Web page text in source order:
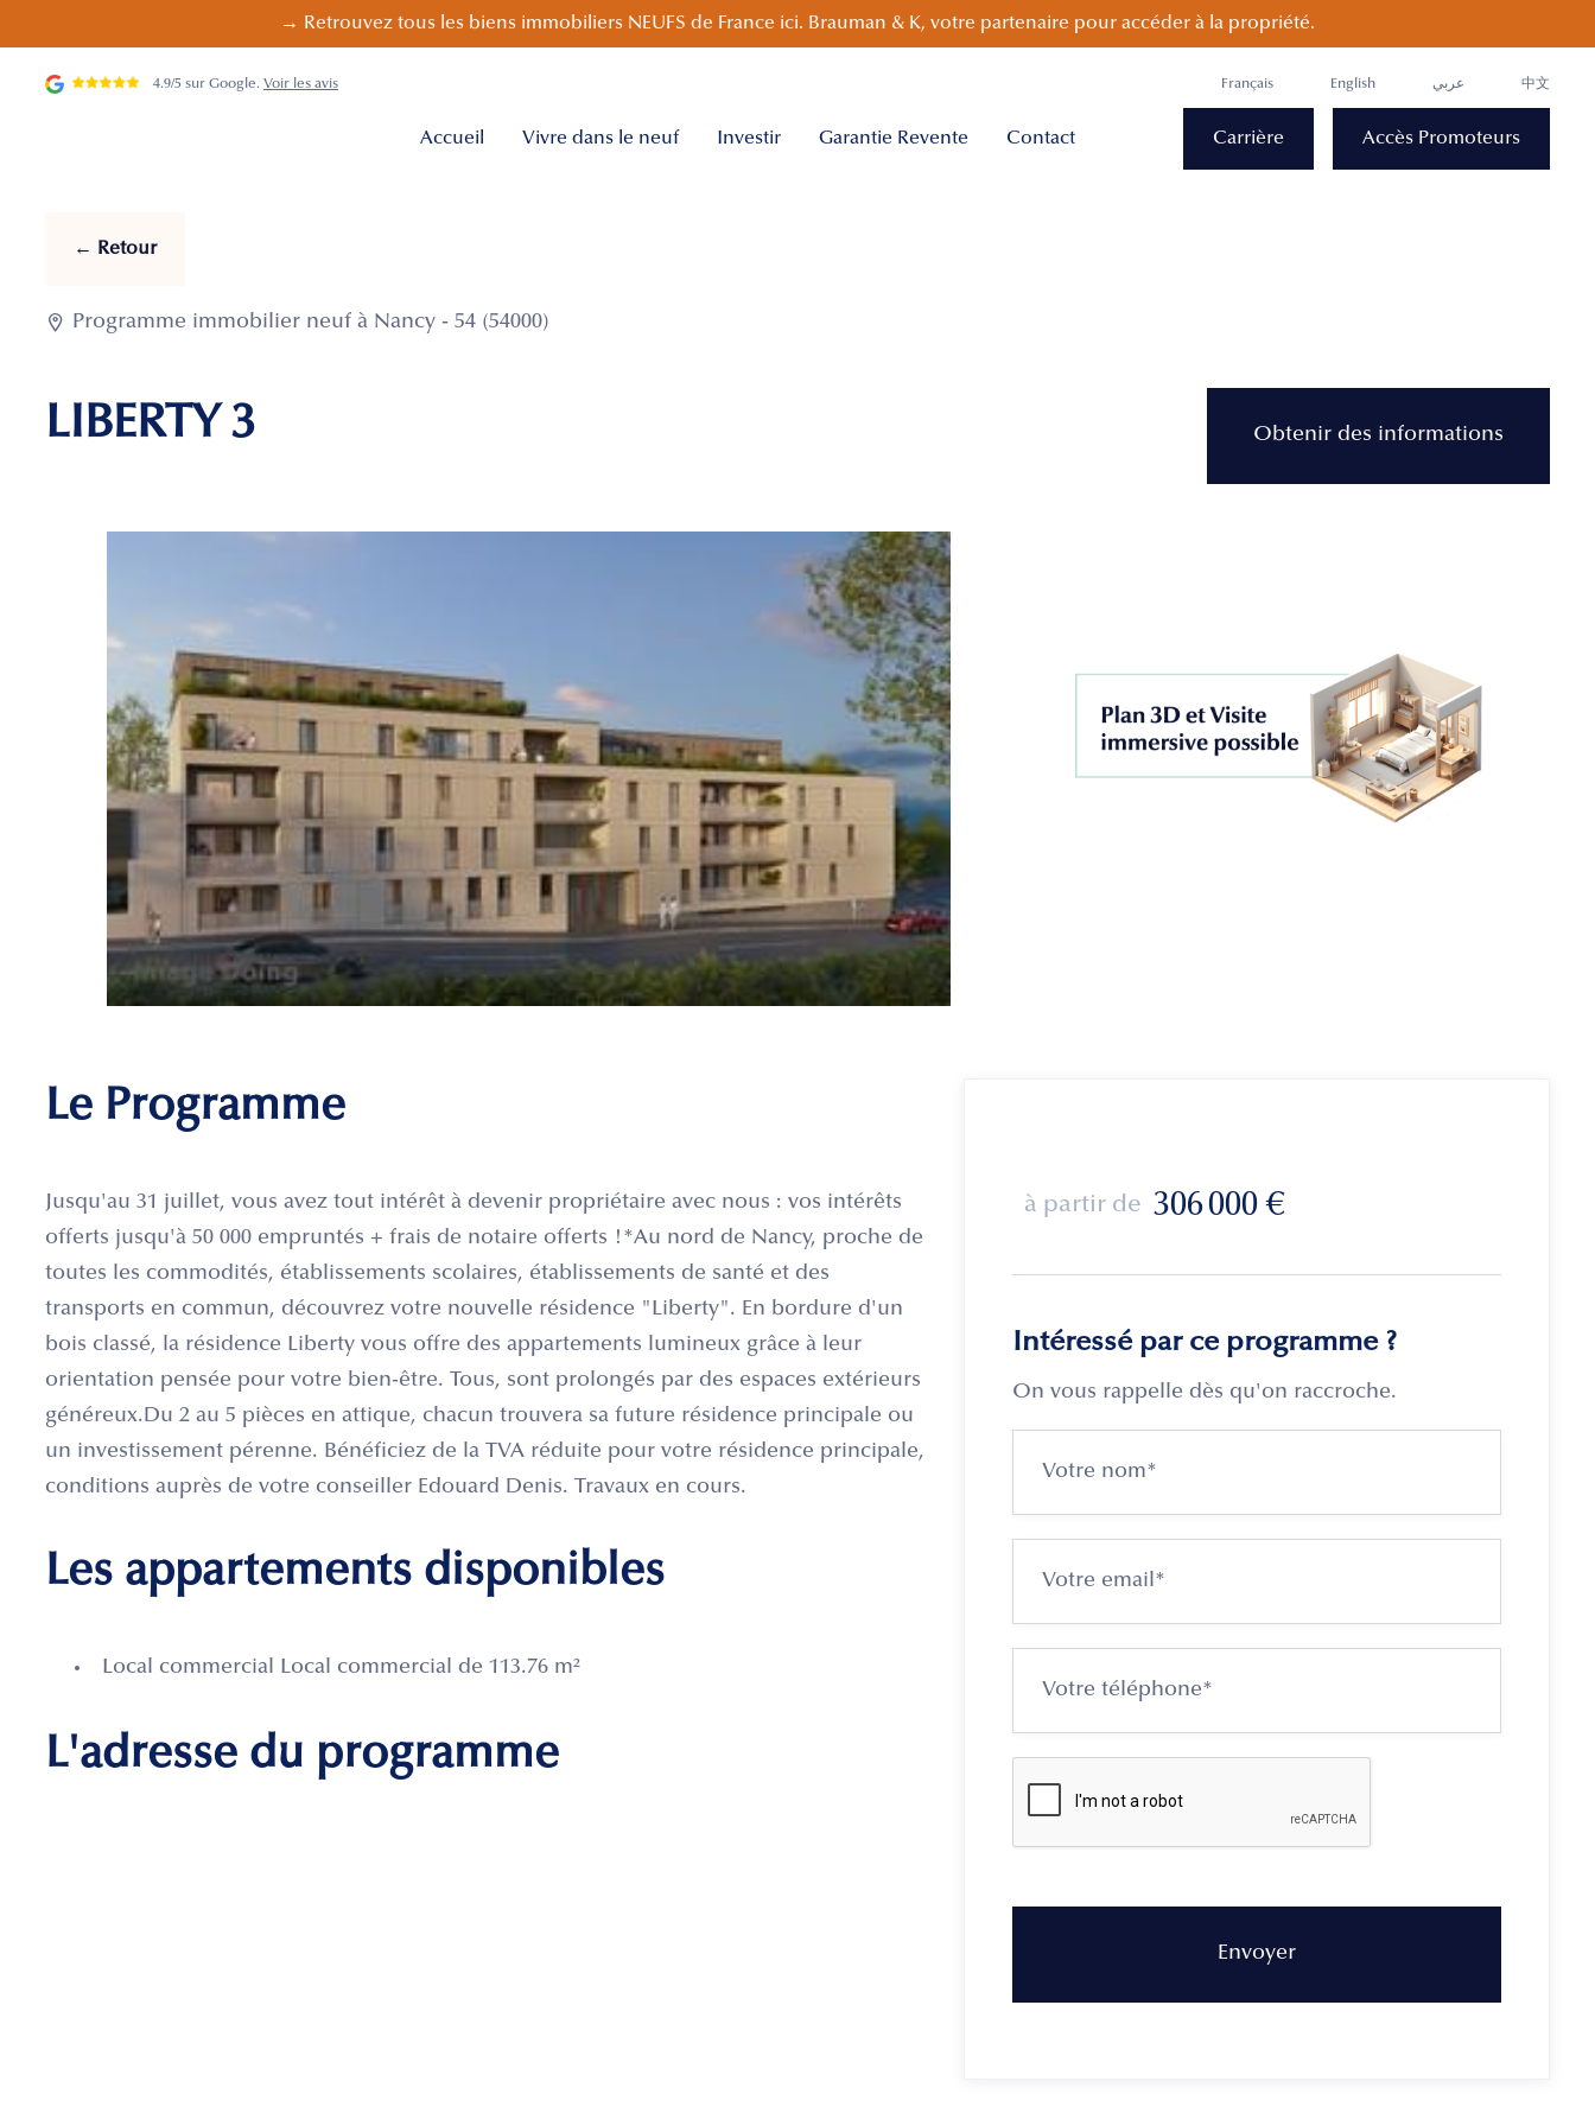
→ Retrouvez tous les biens immobiliers NEUFS de France ici. Brauman & K, votre partenaire pour accéder à la propriété.
4.9/5 sur Google. Voir les avis Français English عربي 中文
Accueil Vivre dans le neuf Investir Garantie Revente Contact Carrière Accès Promoteurs
← Retour
 Programme immobilier neuf à Nancy - 54 (54000)
LIBERTY 3 Obtenir des informations
Le Programme
Jusqu'au 31 juillet, vous avez tout intérêt à devenir propriétaire avec nous : vos intérêts
offerts jusqu'à 50 000 empruntés + frais de notaire offerts !*Au nord de Nancy, proche de
toutes les commodités, établissements scolaires, établissements de santé et des
transports en commun, découvrez votre nouvelle résidence "Liberty". En bordure d'un
bois classé, la résidence Liberty vous offre des appartements lumineux grâce à leur
orientation pensée pour votre bien-être. Tous, sont prolongés par des espaces extérieurs
généreux.Du 2 au 5 pièces en attique, chacun trouvera sa future résidence principale ou
un investissement pérenne. Bénéficiez de la TVA réduite pour votre résidence principale,
conditions auprès de votre conseiller Edouard Denis. Travaux en cours.
Les appartements disponibles
Local commercial Local commercial de 113.76 m²
L'adresse du programme
à partir de 306 000 €
Intéressé par ce programme ?
On vous rappelle dès qu'on raccroche.